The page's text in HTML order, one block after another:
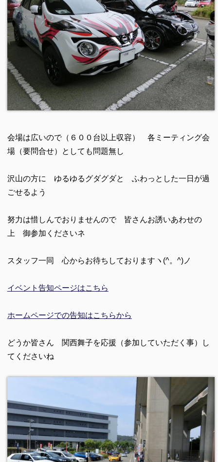
会場は広いので（６００台以上収容） 各ミーティング会
場（要問合せ）としても問題無し
沢山の方に ゆるゆるグダグダと ふわっとした一日が過
ごせるよう
努力は惜しんでおりませんので 皆さんお誘いあわせの
上 御参加くださいネ
スタッフ一同 心からお待ちしておりますヽ(^。^)ノ
イベント告知ページはこちら
ホームページでの告知はこちらから
どうか皆さん 関西舞子を応援（参加していただく事）し
てくださいね